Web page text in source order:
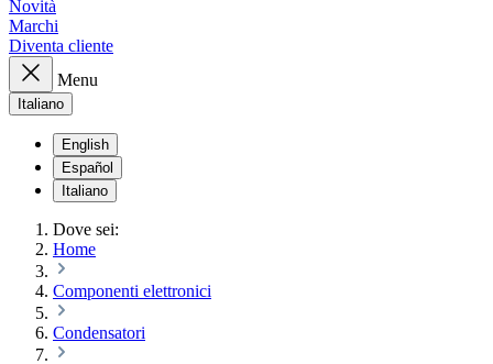
Novità
Marchi
Diventa cliente
Menu
Italiano
English
Español
Italiano
Dove sei:
Home
Componenti elettronici
Condensatori